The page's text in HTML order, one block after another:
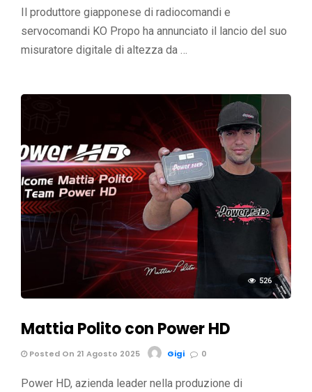
Il produttore giapponese di radiocomandi e
servocomandi KO Propo ha annunciato il lancio del suo
misuratore digitale di altezza da …
526
Mattia Polito con Power HD
Posted On 21 Agosto 2025 Gigi 0
Power HD, azienda leader nella produzione di